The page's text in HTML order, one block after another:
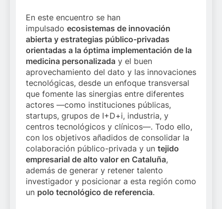
En este encuentro se han
impulsado ecosistemas de innovación
abierta y estrategias público-privadas
orientadas a la óptima implementación de la
medicina personalizada y el buen
aprovechamiento del dato y las innovaciones
tecnológicas, desde un enfoque transversal
que fomente las sinergias entre diferentes
actores —como instituciones públicas,
startups, grupos de I+D+i, industria, y
centros tecnológicos y clínicos—. Todo ello,
con los objetivos añadidos de consolidar la
colaboración público-privada y un tejido
empresarial de alto valor en Cataluña,
además de generar y retener talento
investigador y posicionar a esta región como
un polo tecnológico de referencia.